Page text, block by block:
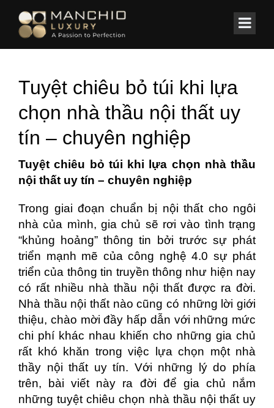
Home/Tin Tức & Sự Kiện
Tuyệt chiêu bỏ túi khi lựa
chọn nhà thầu nội thất uy
tín – chuyên nghiệp
Tuyệt chiêu bỏ túi khi lựa chọn nhà thầu
nội thất uy tín – chuyên nghiệp
Trong giai đoạn chuẩn bị nội thất cho ngôi
nhà của mình, gia chủ sẽ rơi vào tình trạng
“khủng hoảng” thông tin bởi trước sự phát
triển mạnh mẽ của công nghệ 4.0 sự phát
triển của thông tin truyền thông như hiện nay
có rất nhiều nhà thầu nội thất được ra đời.
Nhà thầu nội thất nào cũng có những lời giới
thiệu, chào mời đầy hấp dẫn với những mức
chi phí khác nhau khiến cho những gia chủ
rất khó khăn trong việc lựa chọn một nhà
thầy nội thất uy tín. Với những lý do phía
trên, bài viết này ra đời để gia chủ nắm
những tuyệt chiêu chọn nhà thầu nội thất uy